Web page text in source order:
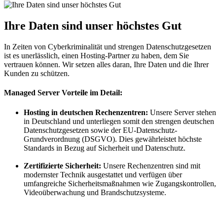
Ihre Daten sind unser höchstes Gut
In Zeiten von Cyberkriminalität und strengen Datenschutzgesetzen
ist es unerlässlich, einen Hosting-Partner zu haben, dem Sie
vertrauen können. Wir setzen alles daran, Ihre Daten und die Ihrer
Kunden zu schützen.
Managed Server Vorteile im Detail:
Hosting in deutschen Rechenzentren: Unsere Server stehen
in Deutschland und unterliegen somit den strengen deutschen
Datenschutzgesetzen sowie der EU-Datenschutz-
Grundverordnung (DSGVO). Dies gewährleistet höchste
Standards in Bezug auf Sicherheit und Datenschutz.
Zertifizierte Sicherheit: Unsere Rechenzentren sind mit
modernster Technik ausgestattet und verfügen über
umfangreiche Sicherheitsmaßnahmen wie Zugangskontrollen,
Videoüberwachung und Brandschutzsysteme.